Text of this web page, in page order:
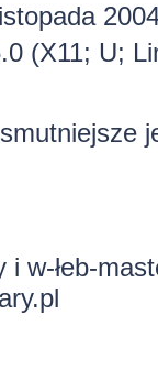
(X11; U;
i w-łeb-